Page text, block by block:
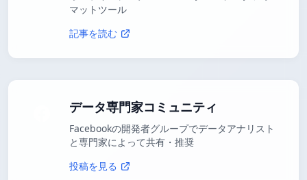
マットツール
記事を読む
データ専門家コミュニティ
Facebookの開発者グループでデータアナリスト
と専門家によって共有・推奨
投稿を見る